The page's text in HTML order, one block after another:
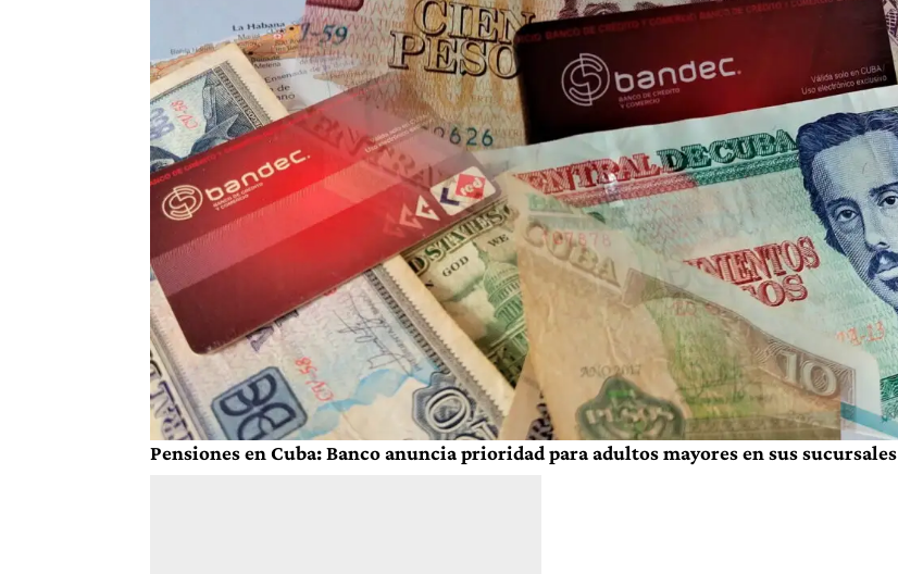
Pensiones en Cuba: Banco anuncia prioridad para adultos mayores en sus sucursales